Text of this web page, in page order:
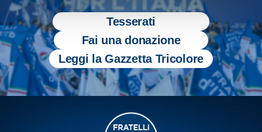
Tesserati
Fai una donazione
Leggi la Gazzetta Tricolore